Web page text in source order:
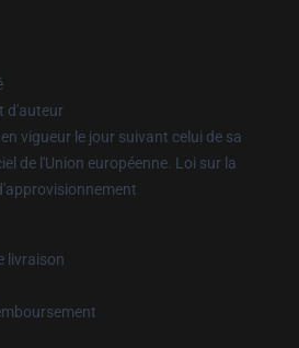
d'auteur
vigueur le jour suivant celui de sa
de l'Union européenne. Loi sur la
livraison